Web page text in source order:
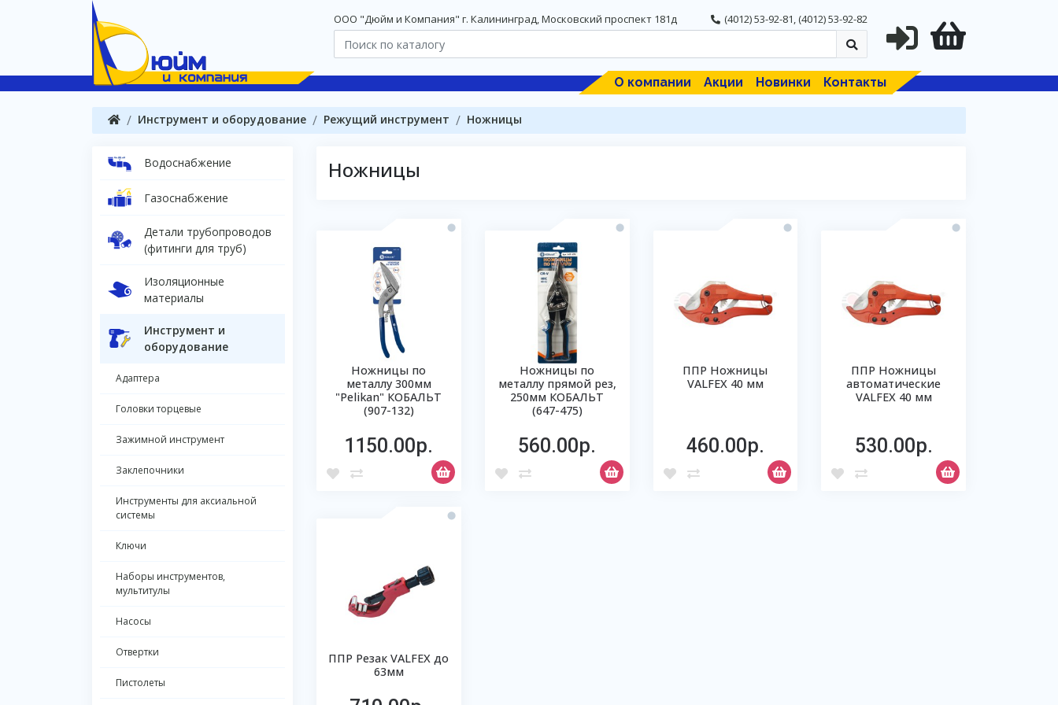
OOO "Дюйм и Компания" г. Калининград, Московский проспект 181д (4012) 53-92-81,(4012) 53-92-82
О компании Акции Новинки Контакты
Инструмент и оборудование Режущий инструмент Ножницы
Водоснабжение
Газоснабжение
Детали трубопроводов
(фитинги для труб)
Изоляционные
материалы
Инструмент и
оборудование
Адаптера
Головки торцевые
Зажимной инструмент
Заклепочники
Инструменты для аксиальной
системы
Ключи
Наборы инструментов,
мультитулы
Насосы
Отвертки
Пистолеты
Ножницы
Ножницы по
металлу 300мм
"Pelikan" КОБАЛЬТ
(907-132)
1150.00р.
Ножницы по
металлу прямой рез,
250мм КОБАЛЬТ
(647-475)
560.00р.
ППР Ножницы
VALFEX 40 мм
460.00р.
ППР Ножницы
автоматические
VALFEX 40 мм
530.00р.
ППР Резак VALFEX до
63мм